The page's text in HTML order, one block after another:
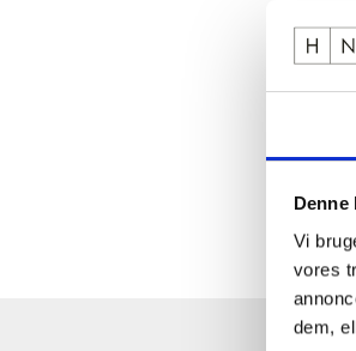
Denne
Vi
vores
dem,